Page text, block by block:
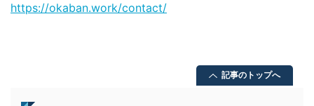
https://okaban.work/contact/
記事のトップへ